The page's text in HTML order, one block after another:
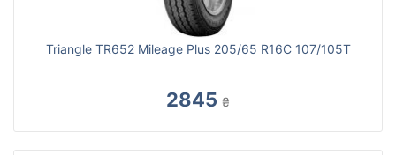
Triangle TR652 Mileage Plus 205/65 R16C 107/105T
2845 ₴